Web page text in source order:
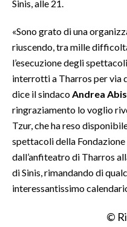
Sinis, alle 21.
«Sono grato di una
riuscendo, tra mille
l’esecuzione degli
interrotti a Tharros per via
dice il sindaco Andrea Abis
ringraziamento lo voglio
Tzur, che ha reso
spettacoli della Fondazione
dall’anfiteatro di Tharros
di Sinis, rimandando di
interessantissimo
©